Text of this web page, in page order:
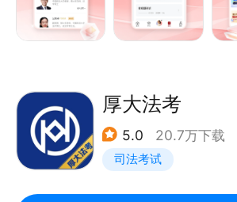
如果有任何意见或建议，请告诉我
变得更好！
微博：@竹马APP
竹马APP：我的-设置-意见反馈
晓川、三国法-邹龙妹、商经知-李文
授。
章节的专项练习, 掌握理解每个知识
练习的错题秒出答案解析，记录错题
【历年考试真题】
多套历年真题试卷免费练习！同时生
厚大法考
5.0 20.7万下载
司法考试